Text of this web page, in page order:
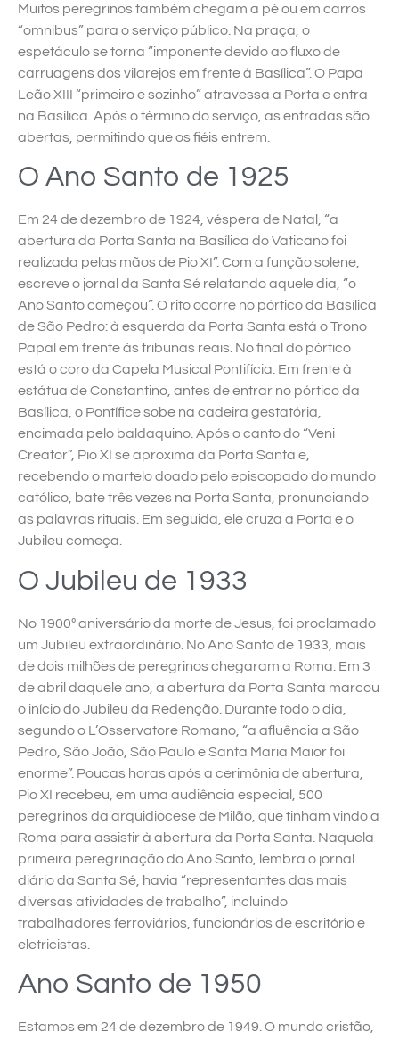
Muitos peregrinos também chegam a pé ou em carros
“omnibus” para o serviço público. Na praça, o
espetáculo se torna “imponente devido ao fluxo de
carruagens dos vilarejos em frente à Basílica”. O Papa
Leão XIII “primeiro e sozinho” atravessa a Porta e entra
na Basílica. Após o término do serviço, as entradas são
abertas, permitindo que os fiéis entrem.
O Ano Santo de 1925
Em 24 de dezembro de 1924, véspera de Natal, “a
abertura da Porta Santa na Basílica do Vaticano foi
realizada pelas mãos de Pio XI”. Com a função solene,
escreve o jornal da Santa Sé relatando aquele dia, “o
Ano Santo começou”. O rito ocorre no pórtico da Basílica
de São Pedro: à esquerda da Porta Santa está o Trono
Papal em frente às tribunas reais. No final do pórtico
está o coro da Capela Musical Pontifícia. Em frente à
estátua de Constantino, antes de entrar no pórtico da
Basílica, o Pontífice sobe na cadeira gestatória,
encimada pelo baldaquino. Após o canto do “Veni
Creator”, Pio XI se aproxima da Porta Santa e,
recebendo o martelo doado pelo episcopado do mundo
católico, bate três vezes na Porta Santa, pronunciando
as palavras rituais. Em seguida, ele cruza a Porta e o
Jubileu começa.
O Jubileu de 1933
No 1900º aniversário da morte de Jesus, foi proclamado
um Jubileu extraordinário. No Ano Santo de 1933, mais
de dois milhões de peregrinos chegaram a Roma. Em 3
de abril daquele ano, a abertura da Porta Santa marcou
o início do Jubileu da Redenção. Durante todo o dia,
segundo o L’Osservatore Romano, “a afluência a São
Pedro, São João, São Paulo e Santa Maria Maior foi
enorme”. Poucas horas após a cerimônia de abertura,
Pio XI recebeu, em uma audiência especial, 500
peregrinos da arquidiocese de Milão, que tinham vindo a
Roma para assistir à abertura da Porta Santa. Naquela
primeira peregrinação do Ano Santo, lembra o jornal
diário da Santa Sé, havia “representantes das mais
diversas atividades de trabalho”, incluindo
trabalhadores ferroviários, funcionários de escritório e
eletricistas.
Ano Santo de 1950
Estamos em 24 de dezembro de 1949. O mundo cristão,